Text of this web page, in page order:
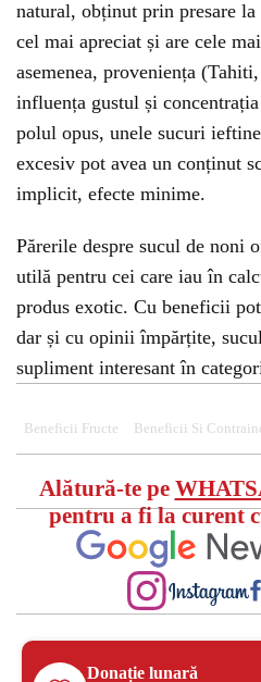
natural, obținut prin presare la
cel mai apreciat și are cele
asemenea, proveniența
influența gustul și
polul opus, unele sucuri
excesiv pot avea un conținut
implicit, efecte minime.
Părerile despre sucul de noni
utilă pentru cei care iau în
produs exotic. Cu beneficii
dar și cu opinii împărțite,
supliment interesant în
Beneficii Fructe Beneficii Si
Alătură-te pe
pentru a fi la curent
Donație lunară